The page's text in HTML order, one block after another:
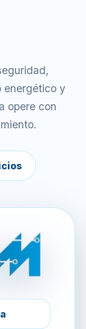
energético y
opere con